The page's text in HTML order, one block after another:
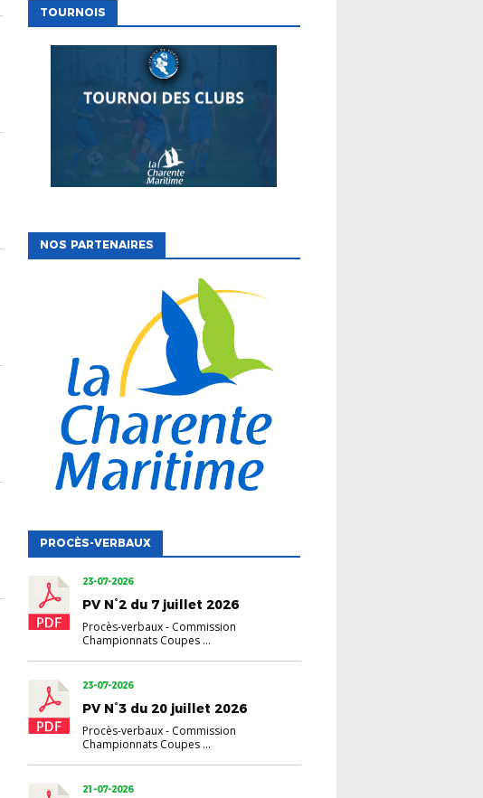
TOURNOIS
NOS PARTENAIRES
PROCÈS-VERBAUX
23-07-2026
PV N°2 du 7 juillet 2026
Procès-verbaux- Commission
Championnats Coupes ...
23-07-2026
PV N°3 du 20 juillet 2026
Procès-verbaux- Commission
Championnats Coupes ...
21-07-2026